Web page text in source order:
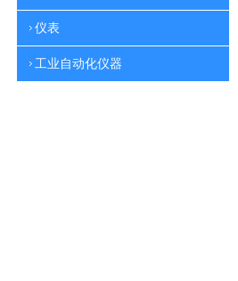
仪表
工业自动化仪器